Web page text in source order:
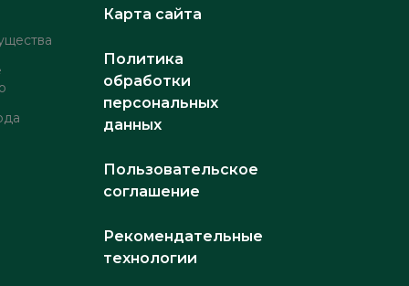
Карта сайта
Политика
обработки
персональных
данных
Пользовательское
соглашение
Рекомендательные
технологии